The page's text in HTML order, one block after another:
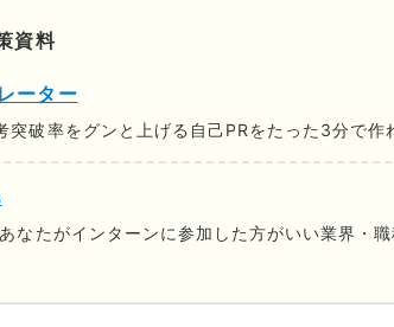
資料
ーター
突破率をグンと上げる自己PRをたった3分で作
なたがインターンに参加した方がいい業界・職